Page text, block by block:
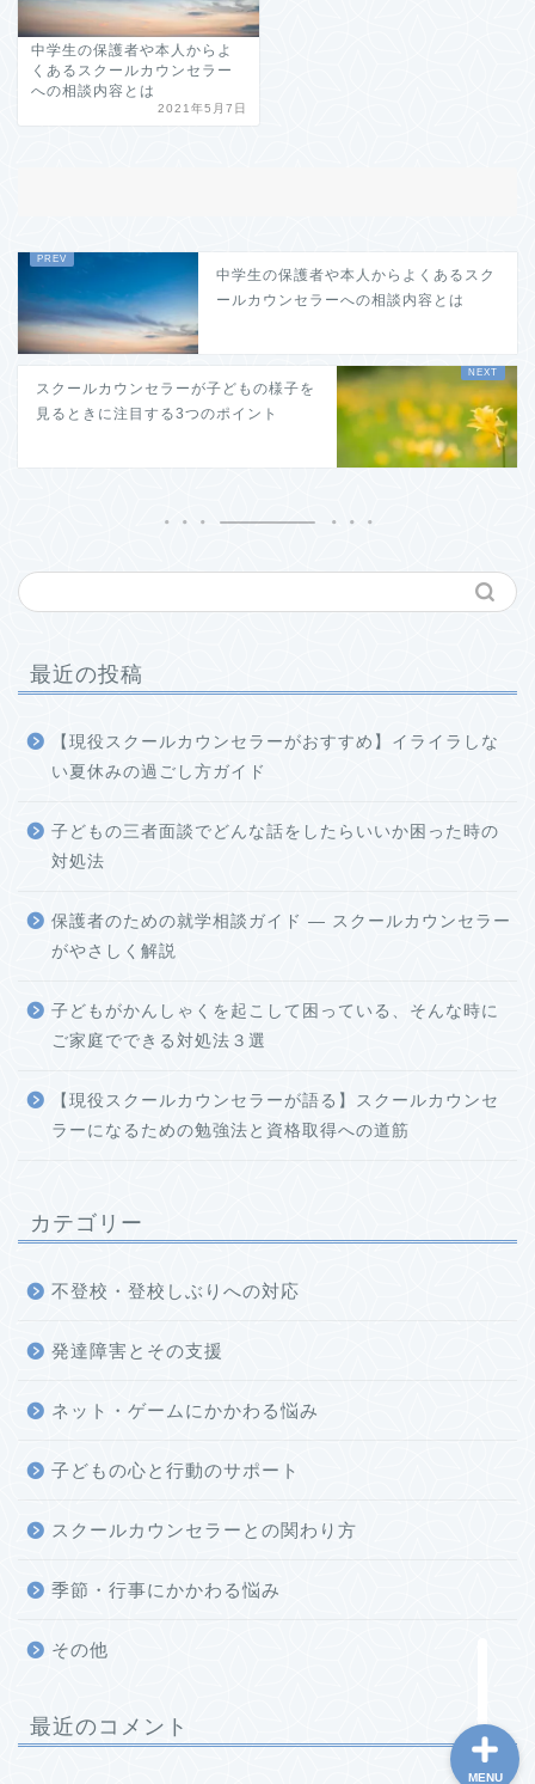
中学生の保護者や本人からよ
くあるスクールカウンセラー
への相談内容とは
2021年5月7日
中学生の保護者や本人からよくあるスク
ールカウンセラーへの相談内容とは
スクールカウンセラーが子どもの様子を
見るときに注目する3つのポイント
最近の投稿
【現役スクールカウンセラーがおすすめ】イライラしな
い夏休みの過ごし方ガイド
子どもの三者面談でどんな話をしたらいいか困った時の
対処法
保護者のための就学相談ガイド ― スクールカウンセラー
がやさしく解説
子どもがかんしゃくを起こして困っている、そんな時に
ご家庭でできる対処法３選
【現役スクールカウンセラーが語る】スクールカウンセ
ラーになるための勉強法と資格取得への道筋
カテゴリー
不登校・登校しぶりへの対応
発達障害とその支援
ネット・ゲームにかかわる悩み
子どもの心と行動のサポート
スクールカウンセラーとの関わり方
季節・行事にかかわる悩み
その他
最近のコメント
MENU